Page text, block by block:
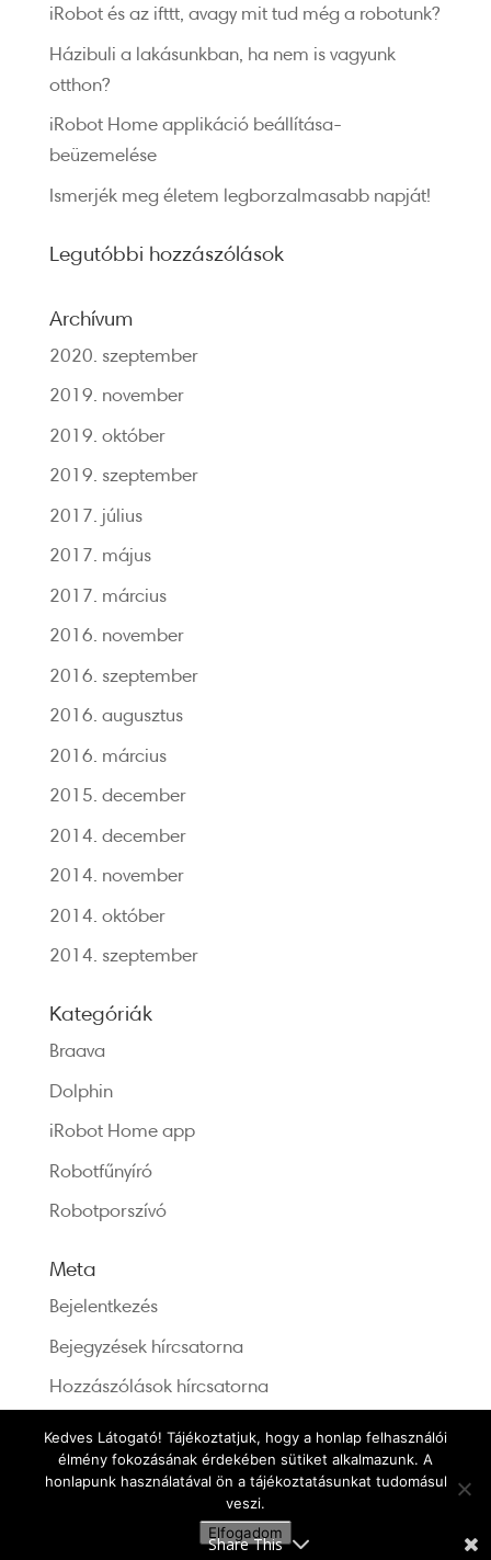
iRobot és az ifttt, avagy mit tud még a robotunk?
Házibuli a lakásunkban, ha nem is vagyunk
otthon?
iRobot Home applikáció beállítása-
beüzemelése
Ismerjék meg életem legborzalmasabb napját!
Legutóbbi hozzászólások
Archívum
2020. szeptember
2019. november
2019. október
2019. szeptember
2017. július
2017. május
2017. március
2016. november
2016. szeptember
2016. augusztus
2016. március
2015. december
2014. december
2014. november
2014. október
2014. szeptember
Kategóriák
Braava
Dolphin
iRobot Home app
Robotfűnyíró
Robotporszívó
Meta
Bejelentkezés
Bejegyzések hírcsatorna
Hozzászólások hírcsatorna
WordPress Magyarország
Share This
Kedves Látogató! Tájékoztatjuk, hogy a honlap felhasználói
élmény fokozásának érdekében sütiket alkalmazunk. A
honlapunk használatával ön a tájékoztatásunkat tudomásul
veszi.
Elfogadom